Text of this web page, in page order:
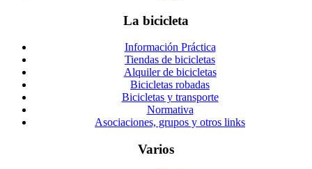
La bicicleta
Información Práctica
Tiendas de bicicletas
Alquiler de bicicletas
Bicicletas robadas
Bicicletas y transporte
Normativa
Asociaciones, grupos y otros links
Varios